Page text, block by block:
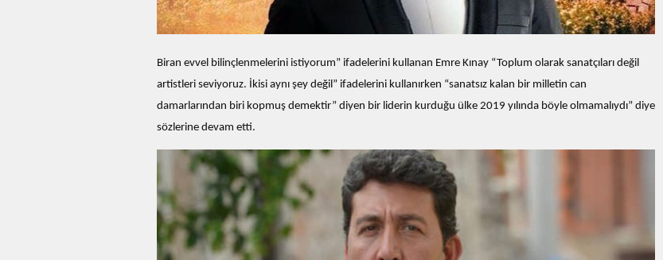
Biran evvel bilinçlenmelerini istiyorum” ifadelerini kullanan Emre Kınay “Toplum olarak sanatçıları değil
artistleri seviyoruz. İkisi aynı şey değil” ifadelerini kullanırken “sanatsız kalan bir milletin can
damarlarından biri kopmuş demektir” diyen bir liderin kurduğu ülke 2019 yılında böyle olmamalıydı” diye
sözlerine devam etti.